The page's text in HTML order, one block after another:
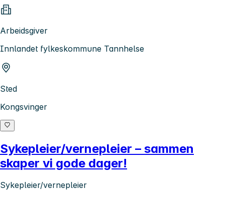
Arbeidsgiver
Innlandet fylkeskommune Tannhelse
Sted
Kongsvinger
Sykepleier/vernepleier – sammen
skaper vi gode dager!
Sykepleier/vernepleier